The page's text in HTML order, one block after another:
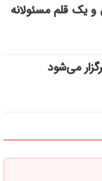
و یک قلم مسئولانه
می‌شود